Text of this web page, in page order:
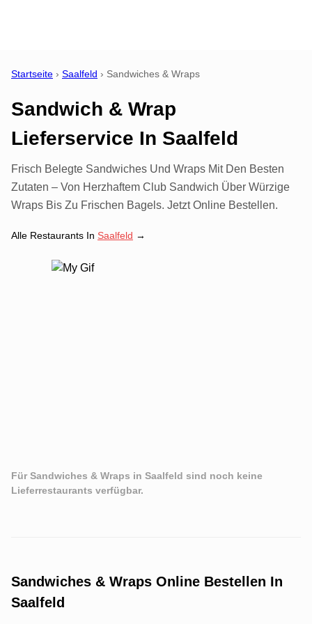
Startseite › Saalfeld › Sandwiches & Wraps
Sandwich & Wrap
Lieferservice In Saalfeld
Frisch Belegte Sandwiches Und Wraps Mit Den Besten
Zutaten – Von Herzhaftem Club Sandwich Über Würzige
Wraps Bis Zu Frischen Bagels. Jetzt Online Bestellen.
Alle Restaurants In Saalfeld →
Für Sandwiches & Wraps in Saalfeld sind noch keine
Lieferrestaurants verfügbar.
Sandwiches & Wraps Online Bestellen In
Saalfeld